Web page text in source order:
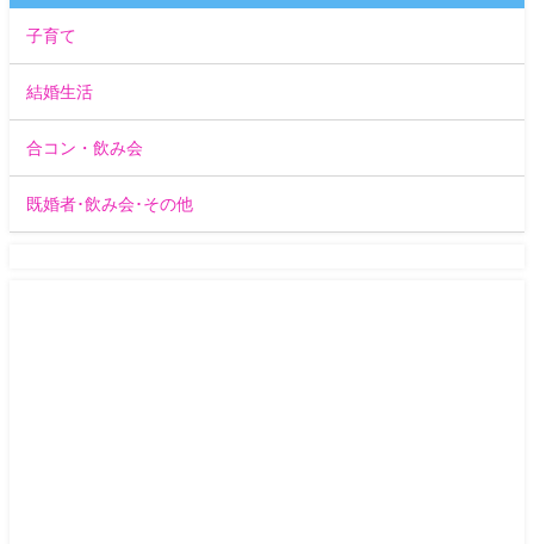
子育て
結婚生活
合コン・飲み会
既婚者･飲み会･その他